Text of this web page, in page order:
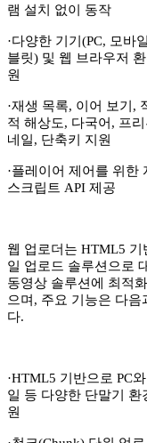
램 설치 없이 동작
·다양한 기기(PC, 모바
블릿) 및 웹 브라우저 환
원
·재생 목록, 이어 보기,
적 해상도, 다국어, 프리
네일, 단축키 지원
·플레이어 제어를 위한
스크립트 API 제공
웹 업로더는 HTML5 기
일 업로드 솔루션으로
동영상 솔루션에 최적
으며, 주요 기능은 다음
다.
·HTML5 기반으로 PC
일 등 다양한 단말기 환
원